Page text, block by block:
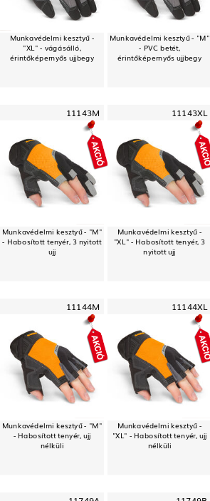
Munkavédelmi kesztyű -
"XL" - vágásálló,
érintőképernyős ujjbegy
Munkavédelmi kesztyű - "M"
- PVC betét,
érintőképernyős ujjbegy
11143M
Munkavédelmi kesztyű - "M"
- Habosított tenyér, 3 nyitott
ujj
11143XL
Munkavédelmi kesztyű -
"XL" - Habosított tenyér, 3
nyitott ujj
11144M
Munkavédelmi kesztyű - "M"
- Habosított tenyér, ujj
nélküli
11144XL
Munkavédelmi kesztyű -
"XL" - Habosított tenyér, ujj
nélküli